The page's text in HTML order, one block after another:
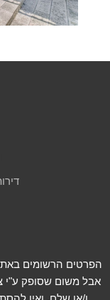
הפרטים הרשומים
אבל משום שסופק ע"י